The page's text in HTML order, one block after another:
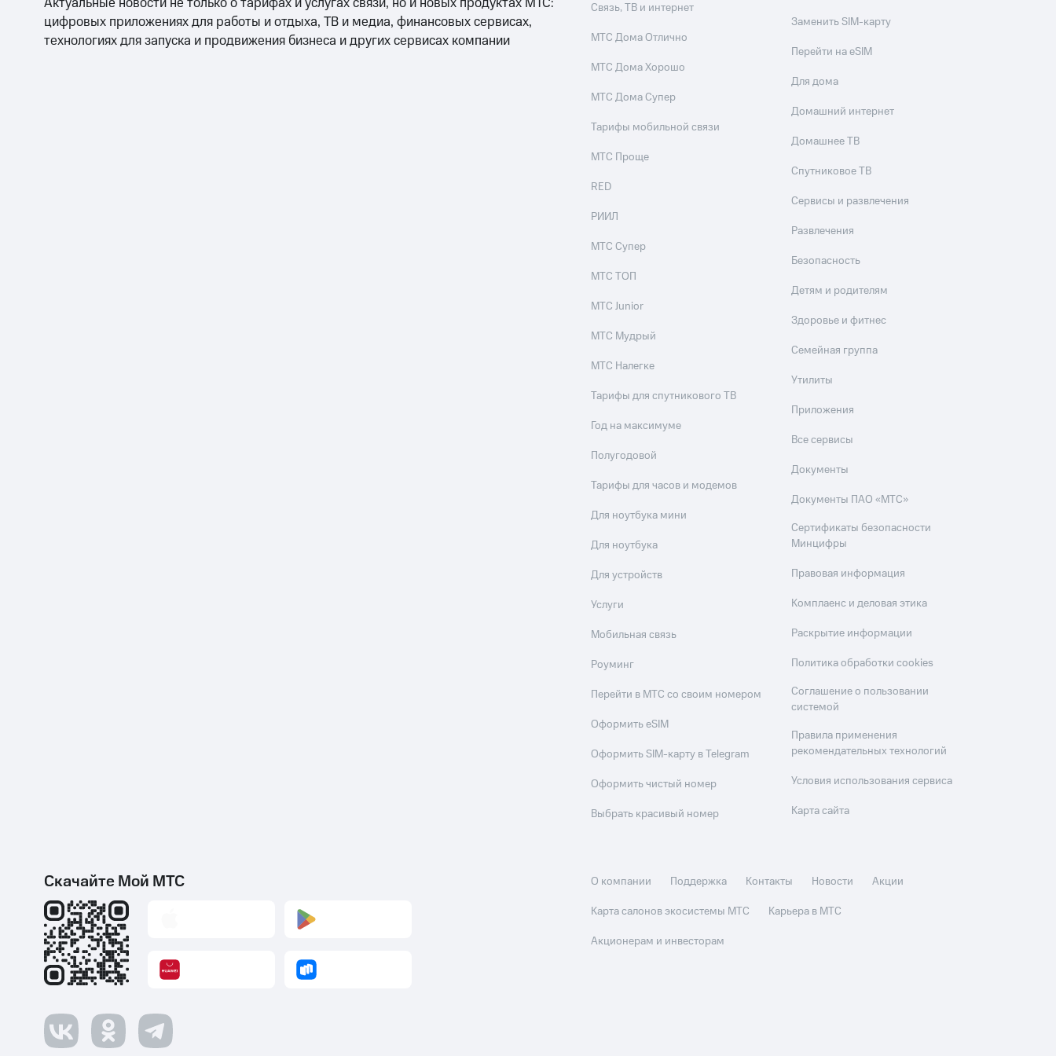
цифровых приложениях для работы и отдыха, ТВ и медиа, финансовых сервисах,
технологиях для запуска и продвижения бизнеса и других сервисах компании
Связь, ТВ и интернет
МТС Дома Отлично
МТС Дома Хорошо
МТС Дома Супер
Тарифы мобильной связи
МТС Проще
RED
РИИЛ
МТС Супер
МТС ТОП
МТС Junior
МТС Мудрый
МТС Налегке
Тарифы для спутникового ТВ
Год на максимуме
Полугодовой
Тарифы для часов и модемов
Для ноутбука мини
Для ноутбука
Для устройств
Услуги
Мобильная связь
Роуминг
Перейти в МТС со своим номером
Оформить eSIM
Оформить SIM-карту в Telegram
Оформить чистый номер
Выбрать красивый номер
Заменить SIM-карту
Перейти на eSIM
Для дома
Домашний интернет
Домашнее ТВ
Спутниковое ТВ
Сервисы и развлечения
Развлечения
Безопасность
Детям и родителям
Здоровье и фитнес
Семейная группа
Утилиты
Приложения
Все сервисы
Документы
Документы ПАО «МТС»
Сертификаты безопасности
Минцифры
Правовая информация
Комплаенс и деловая этика
Раскрытие информации
Политика обработки cookies
Соглашение о пользовании
системой
Правила применения
рекомендательных технологий
Условия использования сервиса
Карта сайта
Скачайте Мой МТС О компании Поддержка Контакты Новости
Акции
Карта салонов экосистемы МТС
Карьера в МТС
Акционерам и инвесторам